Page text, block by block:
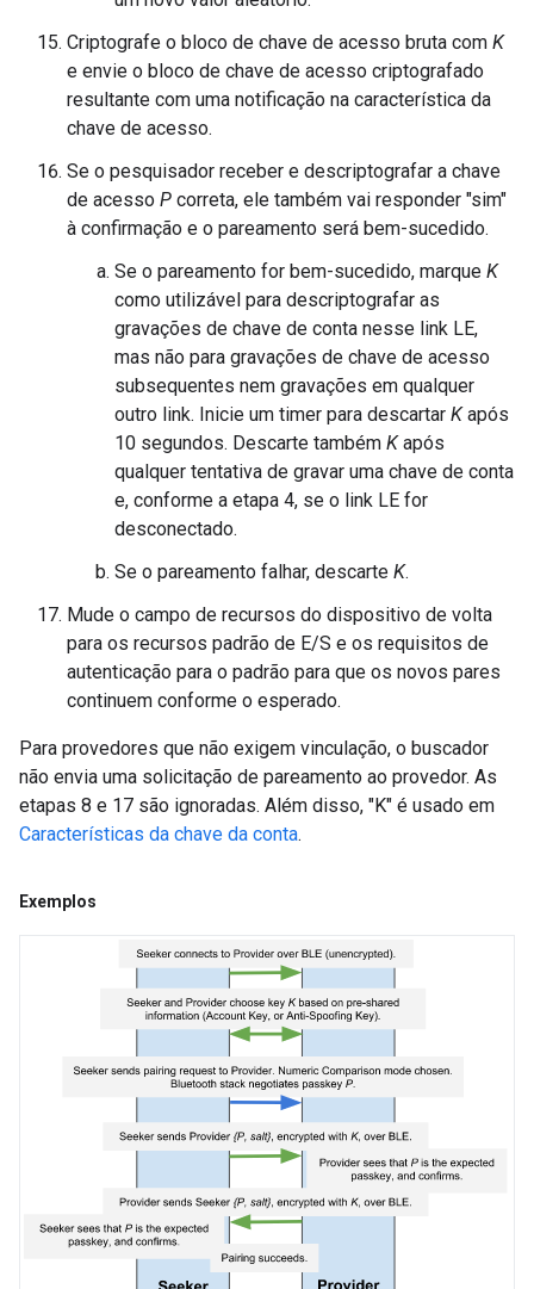
Criptografe o bloco de chave de acesso bruta com K
e envie o bloco de chave de acesso criptografado
resultante com uma notificação na característica da
chave de acesso.
Se o pesquisador receber e descriptografar a chave
de acesso P correta, ele também vai responder "sim"
à confirmação e o pareamento será bem-sucedido.
Se o pareamento for bem-sucedido, marque K
como utilizável para descriptografar as
gravações de chave de conta nesse link LE,
mas não para gravações de chave de acesso
subsequentes nem gravações em qualquer
outro link. Inicie um timer para descartar Kapós
10 segundos. Descarte também Kapós
qualquer tentativa de gravar uma chave de conta
e, conforme a etapa 4, se o link LE for
desconectado.
Se o pareamento falhar, descarte K.
Mude o campo de recursos do dispositivo de volta
para os recursos padrão de E/S e os requisitos de
autenticação para o padrão para que os novos pares
continuem conforme o esperado.
Para provedores que não exigem vinculação, o buscador
não envia uma solicitação de pareamento ao provedor. As
etapas 8 e 17 são ignoradas. Além disso, "K" é usado em
Características da chave da conta.
Exemplos